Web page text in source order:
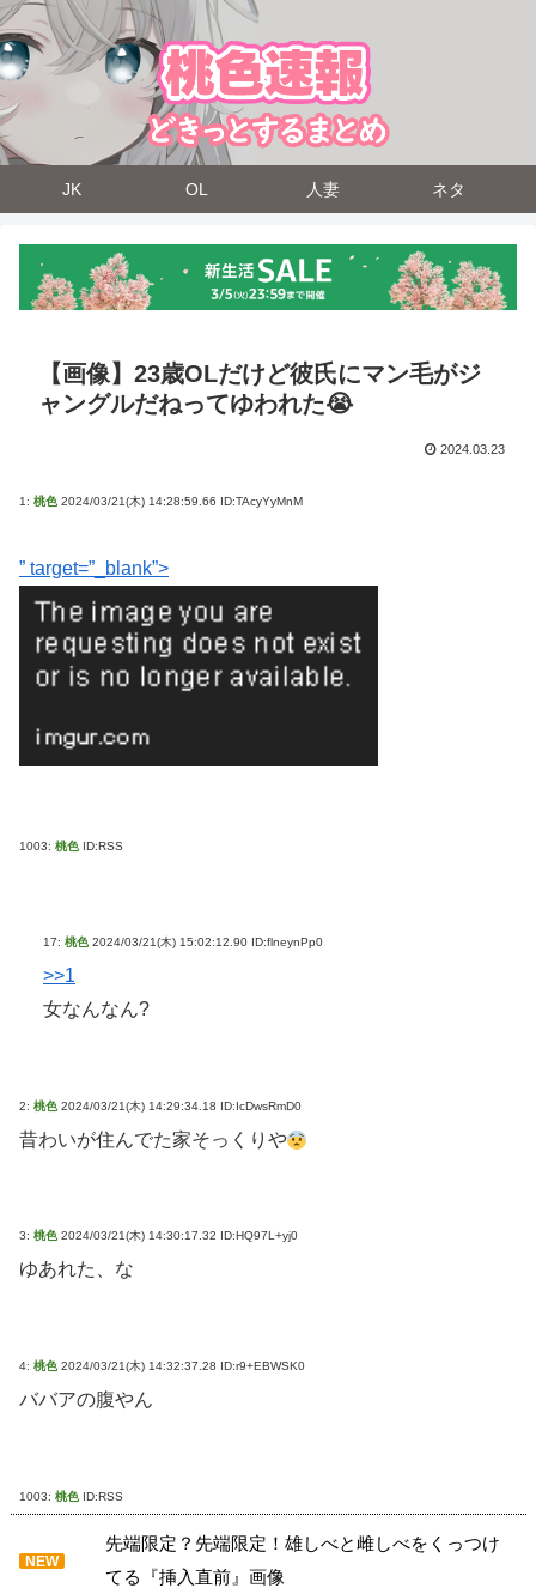
JK OL 人妻 ネタ
【画像】23歳OLだけど彼氏にマン毛がジ
ャングルだねってゆわれた😭
2024.03.23
1: 桃色 2024/03/21(木) 14:28:59.66 ID:TAcyYyMnM
” target=”_blank”>
1003: 桃色 ID:RSS
17: 桃色 2024/03/21(木) 15:02:12.90 ID:flneynPp0
>>1
女なんなん?
2: 桃色 2024/03/21(木) 14:29:34.18 ID:IcDwsRmD0
昔わいが住んでた家そっくりや
3: 桃色 2024/03/21(木) 14:30:17.32 ID:HQ97L+yj0
ゆあれた、な
4: 桃色 2024/03/21(木) 14:32:37.28 ID:r9+EBWSK0
ババアの腹やん
1003: 桃色 ID:RSS
NEW
先端限定？先端限定！雄しべと雌しべをくっつけ
てる『挿入直前』画像